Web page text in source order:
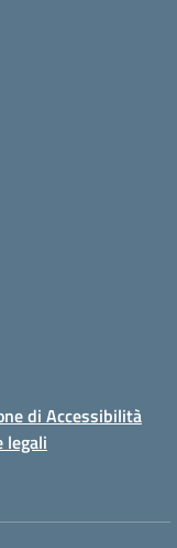
di Accessibilità
legali